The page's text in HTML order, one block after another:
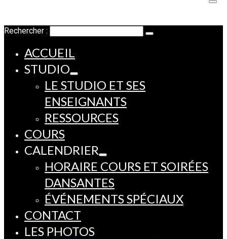
Rechercher :
ACCUEIL
STUDIO
LE STUDIO ET SES
ENSEIGNANTS
RESSOURCES
COURS
CALENDRIER
HORAIRE COURS ET SOIRÉES
DANSANTES
ÉVÉNEMENTS SPÉCIAUX
CONTACT
LES PHOTOS